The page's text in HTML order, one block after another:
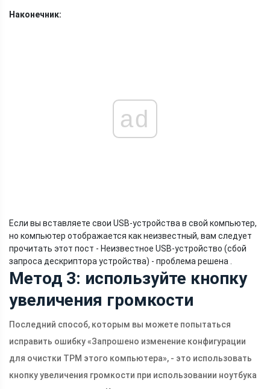
Наконечник:
ad
Если вы вставляете свои USB-устройства в свой компьютер,
но компьютер отображается как неизвестный, вам следует
прочитать этот пост - Неизвестное USB-устройство (сбой
запроса дескриптора устройства) - проблема решена .
Метод 3: используйте кнопку
увеличения громкости
Последний способ, которым вы можете попытаться
исправить ошибку «Запрошено изменение конфигурации
для очистки TPM этого компьютера», - это использовать
кнопку увеличения громкости при использовании ноутбука